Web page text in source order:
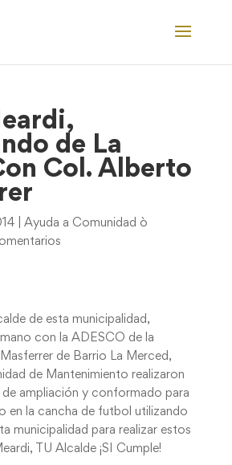
de La
Col. Alberto
| Ayuda a Comunidad ò
de esta municipalidad,
con la ADESCO de la
de Barrio La Merced,
de Mantenimiento realizaron
de ampliación y conformado para
en la cancha de futbol utilizando
municipalidad para realizar estos
TU Alcalde ¡SI Cumple!